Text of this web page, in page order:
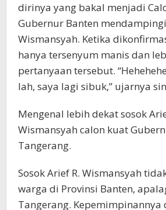
dirinya yang bakal menjadi
Gubernur Banten
Wismansyah. Ketika
hanya tersenyum manis dan
pertanyaan tersebut.
lah, saya lagi sibuk,” ujarnya
Mengenal lebih dekat sosok
Wismansyah calon kuat
Tangerang.
Sosok Arief R. Wismansyah
warga di Provinsi Banten,
Tangerang. Kepemimpinannya